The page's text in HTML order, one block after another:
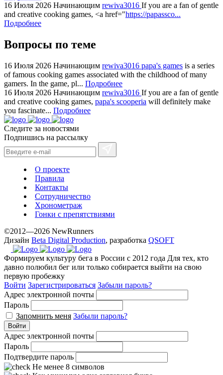
online
for
sale.
hilarity
exceptional
method.
www.yvessaintlaurent.to
with
the
best
prices.
16 Июля 2026 Начинающим rewiva3016 If you are a fan of gentle
and creative cooking games, <a href="https://papassco...
Подробнее
Вопросы по теме
16 Июля 2026 Начинающим rewiva3016 papa's games is a series
of famous cooking games associated with the childhood of many
gamers. In the game, pl... Подробнее
16 Июля 2026 Начинающим rewiva3016 If you are a fan of gentle
and creative cooking games, papa's scooperia will definitely make
you fascinate... Подробнее
Следите за новостями
Подпишись на рассылку
О проекте
Правила
Контакты
Сотрудничество
Хронометраж
Гонки с препятствиями
©2012—2026 NewRunners
Дизайн Beta Digital Production, разработка QSOFT
Формируем культуру бега в России с 2012 года Для тех, кто
давно полюбил бег или только собирается выйти на свою
первую пробежку
Войти Зарегистрироваться Забыли пароль?
Адрес электронной почты
Пароль
Запомнить меня Забыли пароль?
Войти
Адрес электронной почты
Пароль
Подтвердите пароль
Не менее 8 символов